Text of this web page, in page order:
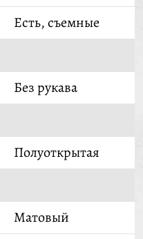
Есть, съемные
Без рукава
Полуоткрытая
Матовый